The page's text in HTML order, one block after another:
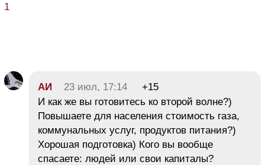
1
АИ 23 июл, 17:14
+15
И как же вы готовитесь ко второй волне?)
Повышаете для населения стоимость газа,
коммунальных услуг, продуктов питания?)
Хорошая подготовка) Кого вы вообще
спасаете: людей или свои капиталы?